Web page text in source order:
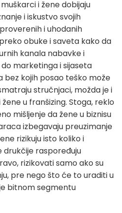
i žene dobijaju
i iskustvo svojih
i uhodanih
obuke i saveta kako da
kanala nabavke i
marketinga i sijaseta
bez kojih posao teško može
stručnjaci, možda je i
u franšizing. Stoga, reklo
mišljenje da žene u biznisu
izbegavaju preuzimanje
rizikuju isto koliko i
drukčije raspoređuju
rizikovati samo ako su
pre nego što će to uraditi u
bitnom segmentu